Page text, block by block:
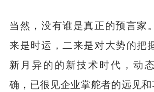
当然，没有谁是真正的预言家
来是时运，二来是对大势的把
新月异的的新技术时代，动
确，已很见企业掌舵者的远见和